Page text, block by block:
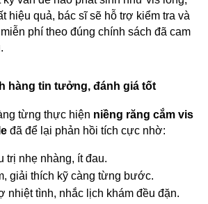
hiệu quả, bác sĩ sẽ hỗ trợ kiểm tra và
phí theo đúng chính sách đã cam
hàng tin tưởng, đánh giá tốt
từng thực hiện niềng răng cắm vis
đã để lại phản hồi tích cực nhờ:
trị nhẹ nhàng, ít đau.
giải thích kỹ càng từng bước.
nhiệt tình, nhắc lịch khám đều đặn.